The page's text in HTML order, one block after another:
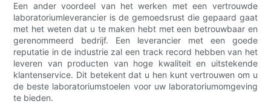
Een ander voordeel van het werken met een vertrouwde
laboratoriumleverancier is de gemoedsrust die gepaard gaat
met het weten dat u te maken hebt met een betrouwbaar en
gerenommeerd bedrijf. Een leverancier met een goede
reputatie in de industrie zal een track record hebben van het
leveren van producten van hoge kwaliteit en uitstekende
klantenservice. Dit betekent dat u hen kunt vertrouwen om u
de beste laboratoriumstoelen voor uw laboratoriumomgeving
te bieden.